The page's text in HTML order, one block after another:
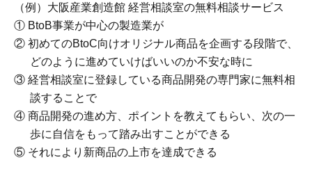
（例）大阪産業創造館 経営相談室の無料相談サービス
① BtoB事業が中心の製造業が
② 初めてのBtoC向けオリジナル商品を企画する段階で、
どのように進めていけばいいのか不安な時に
③ 経営相談室に登録している商品開発の専門家に無料相
談することで
④ 商品開発の進め方、ポイントを教えてもらい、次の一
歩に自信をもって踏み出すことができる
⑤ それにより新商品の上市を達成できる